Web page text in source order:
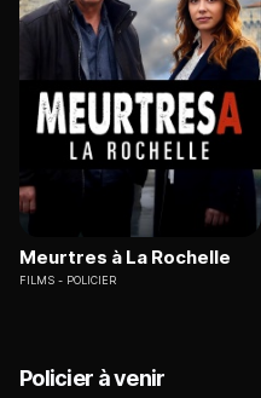
Meurtres à La Rochelle
FILMS POLICIER
Policier à venir